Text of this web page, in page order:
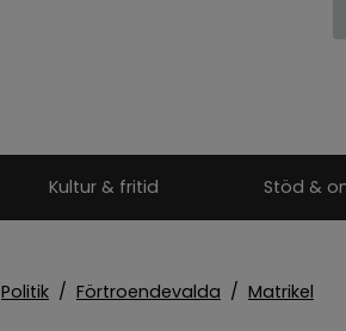
Kultur & fritid Stöd &
Politik / Förtroendevalda / Matrikel